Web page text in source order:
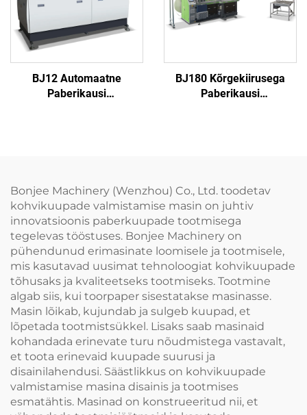
BJ12 Automaatne
Paberikausi
BJ180 Kõrgekiirusega
Paberikausi
Bonjee Machinery (Wenzhou) Co., Ltd. toodetav
kohvikuupade valmistamise masin on juhtiv
innovatsioonis paberkuupade tootmisega
tegelevas tööstuses. Bonjee Machinery on
pühendunud erimasinate loomisele ja tootmisele,
mis kasutavad uusimat tehnoloogiat kohvikuupade
tõhusaks ja kvaliteetseks tootmiseks. Tootmine
algab siis, kui toorpaper sisestatakse masinasse.
Masin lõikab, kujundab ja sulgeb kuupad, et
lõpetada tootmistsükkel. Lisaks saab masinaid
kohandada erinevate turu nõudmistega vastavalt,
et toota erinevaid kuupade suurusi ja
disainilahendusi. Säästlikkus on kohvikuupade
valmistamise masina disainis ja tootmises
esmatähtis. Masinad on konstrueeritud nii, et